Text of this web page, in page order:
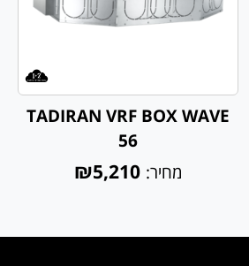
TADIRAN VRF BOX WAVE
56
מחיר: ₪5,210